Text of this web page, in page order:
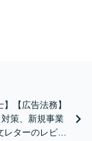
【広告法務】
策、新規事業
レターのレビュ